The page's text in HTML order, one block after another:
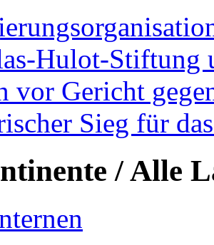
Hulot-Stiftung
vor Gericht
Sieg für
/ Alle